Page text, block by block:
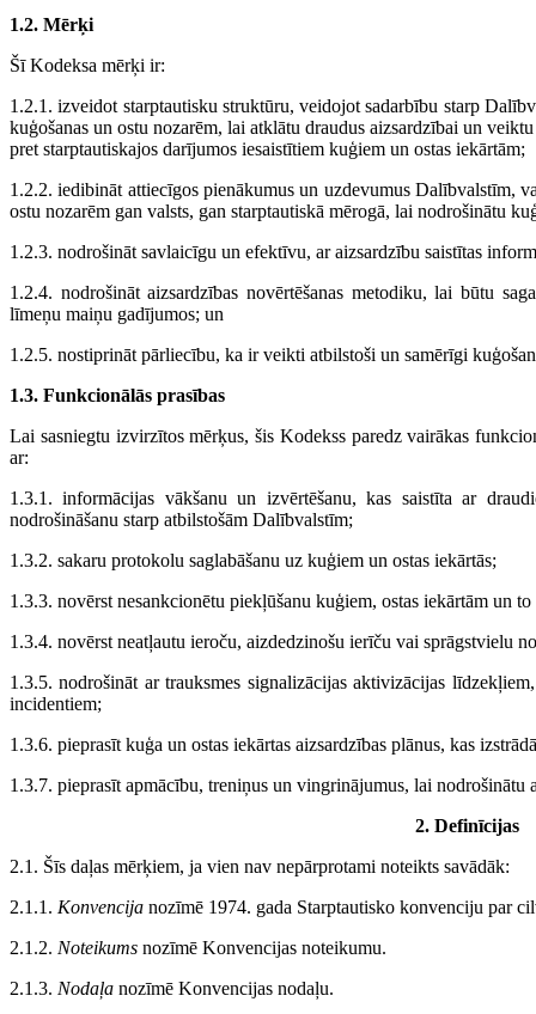
1.2. Mērķi
Šī Kodeksa mērķi ir:
1.2.1. izveidot starptautisku struktūru, veidojot sadarbību starp
kuģošanas un ostu nozarēm, lai atklātu draudus aizsardzībai un
pret starptautiskajos darījumos iesaistītiem kuģiem un ostas iekārtām;
1.2.2. iedibināt attiecīgos pienākumus un uzdevumus Dalībvalstīm,
ostu nozarēm gan valsts, gan starptautiskā mērogā, lai nodrošinātu
1.2.3. nodrošināt savlaicīgu un efektīvu, ar aizsardzību saistītas
1.2.4. nodrošināt aizsardzības novērtēšanas metodiku, lai būtu
līmeņu maiņu gadījumos; un
1.2.5. nostiprināt pārliecību, ka ir veikti atbilstoši un samērīgi
1.3. Funkcionālās prasības
Lai sasniegtu izvirzītos mērķus, šis Kodekss paredz vairākas
ar:
1.3.1. informācijas vākšanu un izvērtēšanu, kas saistīta ar
nodrošināšanu starp atbilstošām Dalībvalstīm;
1.3.2. sakaru protokolu saglabāšanu uz kuģiem un ostas iekārtās;
1.3.3. novērst nesankcionētu piekļūšanu kuģiem, ostas iekārtām un
1.3.4. novērst neatļautu ieroču, aizdedzinošu ierīču vai sprāgstvielu
1.3.5. nodrošināt ar trauksmes signalizācijas aktivizācijas
incidentiem;
1.3.6. pieprasīt kuģa un ostas iekārtas aizsardzības plānus, kas
1.3.7. pieprasīt apmācību, treniņus un vingrinājumus, lai nodrošinātu
2. Definīcijas
2.1. Šīs daļas mērķiem, ja vien nav nepārprotami noteikts savādāk:
2.1.1. Konvencija nozīmē 1974. gada Starptautisko konvenciju par
2.1.2. Noteikums nozīmē Konvencijas noteikumu.
2.1.3. Nodaļa nozīmē Konvencijas nodaļu.